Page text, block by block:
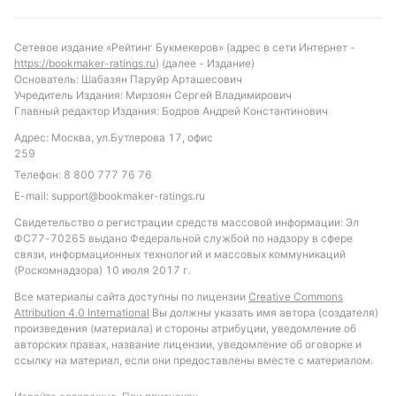
турнирное положение команд.
Обновлено:
Автор
Александр Трибуш
Подписаться
Сетевое издание «Рейтинг Букмекеров» (адрес в сети Интернет -
https://bookmaker-ratings.ru) (далее - Издание)
Основатель: Шабазян Паруйр Арташесович
Учредитель Издания: Мирзоян Сергей Владимирович
Главный редактор Издания: Бодров Андрей Константинович
Адрес: Москва, ул.Бутлерова 17, офис
259
Телефон: 8 800 777 76 76
E-mail: support@bookmaker-ratings.ru
Свидетельство о регистрации средств массовой информации: Эл
ФС77-70265 выдано Федеральной службой по надзору в сфере
связи, информационных технологий и массовых коммуникаций
(Роскомнадзора) 10 июля 2017 г.
Все материалы сайта доступны по лицензии Creative Commons
Attribution 4.0 International Вы должны указать имя автора (создателя)
произведения (материала) и стороны атрибуции, уведомление об
авторских правах, название лицензии, уведомление об оговорке и
ссылку на материал, если они предоставлены вместе с материалом.